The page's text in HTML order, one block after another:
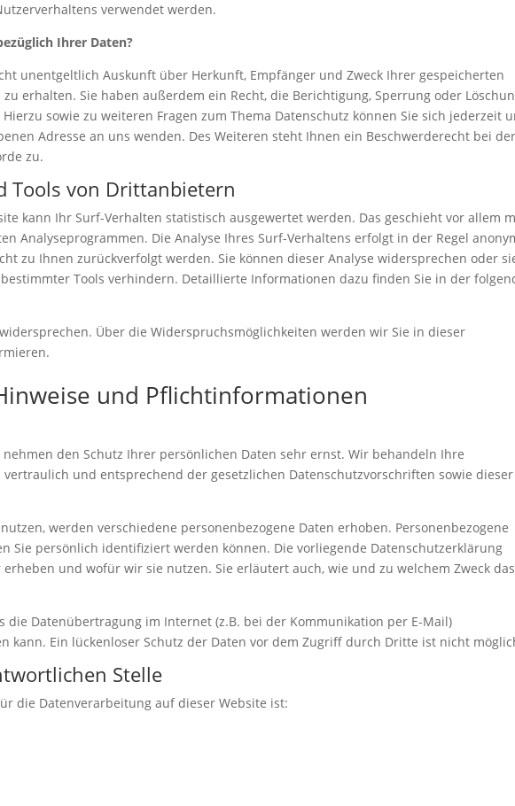
verwendet werden.
Ihrer Daten?
unentgeltlich Auskunft über Herkunft, Empfänger und Zweck Ihrer gespeicherten
erhalten. Sie haben außerdem ein Recht, die Berichtigung, Sperrung oder
sowie zu weiteren Fragen zum Thema Datenschutz können Sie sich jederzeit
Adresse an uns wenden. Des Weiteren steht Ihnen ein Beschwerderecht bei
zu.
Tools von Drittanbietern
kann Ihr Surf-Verhalten statistisch ausgewertet werden. Das geschieht vor allem
Analyseprogrammen. Die Analyse Ihres Surf-Verhaltens erfolgt in der Regel
zu Ihnen zurückverfolgt werden. Sie können dieser Analyse widersprechen oder
Tools verhindern. Detaillierte Informationen dazu finden Sie in der
Über die Widerspruchsmöglichkeiten werden wir Sie in dieser
und Pflichtinformationen
den Schutz Ihrer persönlichen Daten sehr ernst. Wir behandeln Ihre
vertraulich und entsprechend der gesetzlichen Datenschutzvorschriften sowie dieser
werden verschiedene personenbezogene Daten erhoben. Personenbezogene
Sie persönlich identifiziert werden können. Die vorliegende Datenschutzerklärung
und wofür wir sie nutzen. Sie erläutert auch, wie und zu welchem Zweck das
die Datenübertragung im Internet (z.B. bei der Kommunikation per E-Mail)
kann. Ein lückenloser Schutz der Daten vor dem Zugriff durch Dritte ist nicht
Stelle
die Datenverarbeitung auf dieser Website ist: